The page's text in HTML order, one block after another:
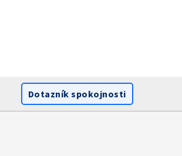
Dotazník spokojnosti